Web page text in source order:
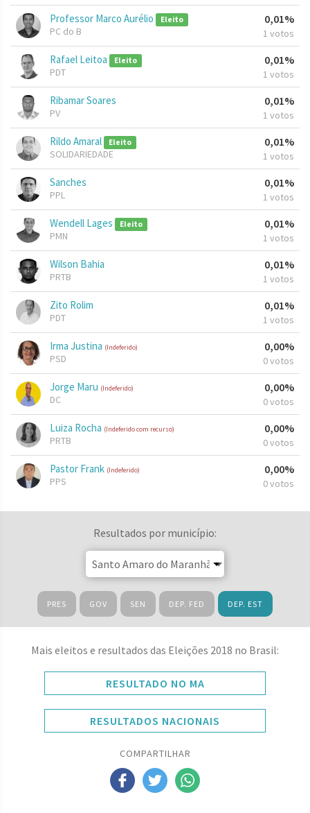
Professor Marco Aurélio Eleito
PC do B
0,01%
1 votos
Rafael Leitoa Eleito
PDT
0,01%
1 votos
Ribamar Soares
PV
0,01%
1 votos
Rildo Amaral Eleito
SOLIDARIEDADE
0,01%
1 votos
Sanches
PPL
0,01%
1 votos
Wendell Lages Eleito
PMN
0,01%
1 votos
Wilson Bahia
PRTB
0,01%
1 votos
Zito Rolim
PDT
0,01%
1 votos
Irma Justina (Indeferido)
PSD
0,00%
0 votos
Jorge Maru (Indeferido)
DC
0,00%
0 votos
Luiza Rocha (Indeferido com recurso)
PRTB
0,00%
0 votos
Pastor Frank (Indeferido)
PPS
0,00%
0 votos
Resultados por município:
PRES GOV SEN DEP. FED DEP. EST
Mais eleitos e resultados das Eleições 2018 no Brasil:
RESULTADO NO MA
RESULTADOS NACIONAIS
COMPARTILHAR